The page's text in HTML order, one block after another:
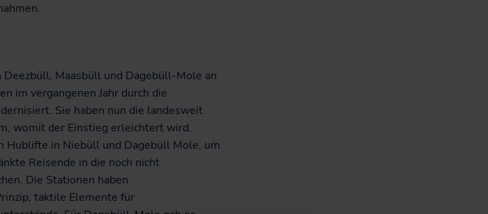
Maasbüll und Dagebüll-Mole an
im vergangenen Jahr durch die
Sie haben nun die landesweit
womit der Einstieg erleichtert wird.
Hublifte in Niebüll und Dagebüll Mole, um
Reisende in die noch nicht
Die Stationen haben
taktile Elemente für